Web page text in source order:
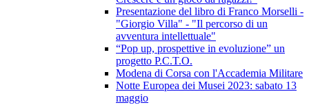
Presentazione del libro di Franco Morselli -
"Giorgio Villa" - "Il percorso di un
avventura intellettuale"
“Pop up, prospettive in evoluzione” un
progetto P.C.T.O.
Modena di Corsa con l'Accademia Militare
Notte Europea dei Musei 2023: sabato 13
maggio